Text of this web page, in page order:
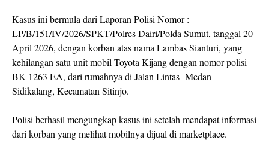
Kasus ini bermula dari Laporan Polisi Nomor :
LP/B/151/IV/2026/SPKT/Polres Dairi/Polda Sumut, tanggal 20
April 2026, dengan korban atas nama Lambas Sianturi, yang
kehilangan satu unit mobil Toyota Kijang dengan nomor polisi
BK 1263 EA, dari rumahnya di Jalan Lintas Medan -
Sidikalang, Kecamatan Sitinjo.
Polisi berhasil mengungkap kasus ini setelah mendapat informasi
dari korban yang melihat mobilnya dijual di marketplace.